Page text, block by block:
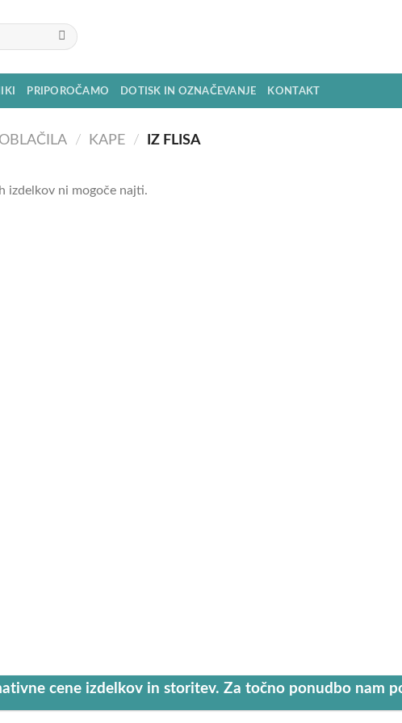
PRIPOROČAMO DOTISK IN OZNAČEVANJE KONTAKT
/ KAPE / IZ FLISA
izdelkov ni mogoče najti.
cene izdelkov in storitev. Za točno ponudbo nam